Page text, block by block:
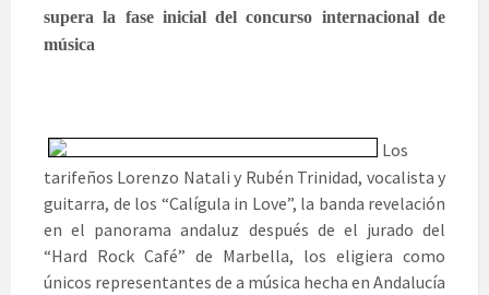
supera la fase inicial del concurso internacional de
música
Los
tarifeños Lorenzo Natali y Rubén Trinidad, vocalista y
guitarra, de los “Calígula in Love”, la banda revelación
en el panorama andaluz después de el jurado del
“Hard Rock Café” de Marbella, los eligiera como
únicos representantes de a música hecha en Andalucía